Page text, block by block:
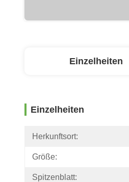
Einzelheiten
Einzelheiten
Herkunftsort:
Größe:
Spitzenblatt: